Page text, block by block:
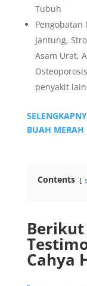
Tubuh
Pengobatan
Jantung,
Asam Urat,
penyakit
BUAH MERAH
Contents
Berikut
Cahya